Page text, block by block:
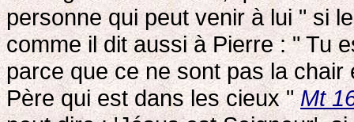
personne qui peut venir à lui " si
comme il dit aussi à Pierre : " Tu
parce que ce ne sont pas la
Père qui est dans les cieux "Mt